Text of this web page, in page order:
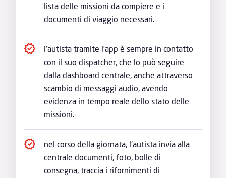
lista delle missioni da compiere e i
documenti di viaggio necessari.
l’autista tramite l’app è sempre in contatto
con il suo dispatcher, che lo può seguire
dalla dashboard centrale, anche attraverso
scambio di messaggi audio, avendo
evidenza in tempo reale dello stato delle
missioni.
nel corso della giornata, l’autista invia alla
centrale documenti, foto, bolle di
consegna, traccia i rifornimenti di